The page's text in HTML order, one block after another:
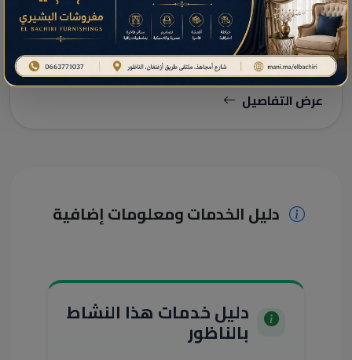
قاعة الأفراح الداوليز
عرض التفاصيل
دليل الخدمات ومعلومات إضافية
دليل خدمات هذا النشاط
بالناظور